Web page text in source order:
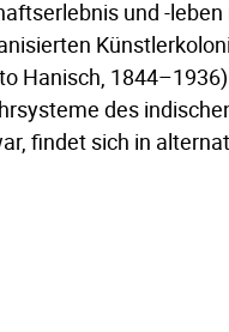
und -
Hanisch,
des
findet sich in